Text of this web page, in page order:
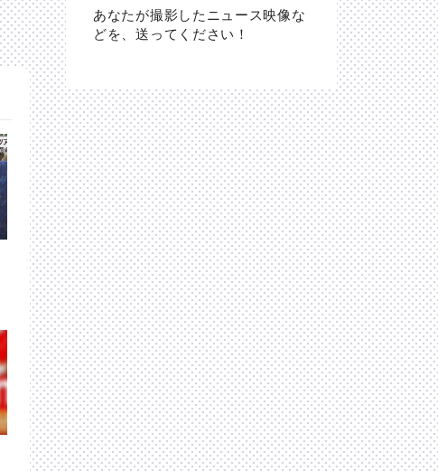
あなたが撮影したニュース映像な
どを、送ってください！